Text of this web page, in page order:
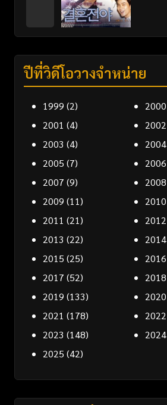
ปีที่วิดีโอวางจำหน่าย
1999 (2) 2000
2001 (4) 2002
2003 (4) 2004
2005 (7) 2006
2007 (9) 2008
2009 (11) 2010
2011 (21) 2012
2013 (22) 2014
2015 (25) 2016
2017 (52) 2018
2019 (133) 2020
2021 (178) 2022
2023 (148) 2024
2025 (42)